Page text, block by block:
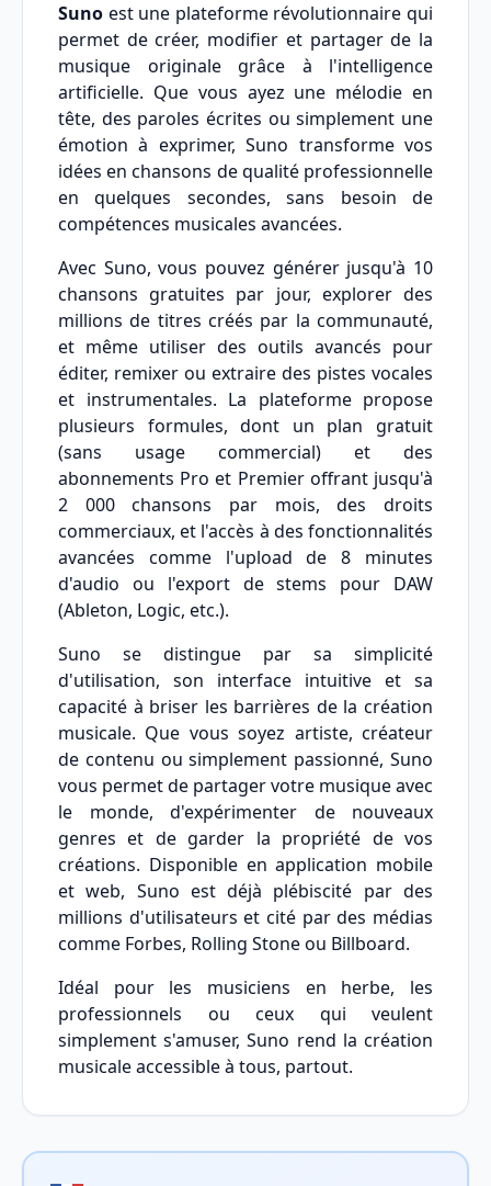
Suno est une plateforme révolutionnaire qui
permet de créer, modifier et partager de la
musique originale grâce à l'intelligence
artificielle. Que vous ayez une mélodie en
tête, des paroles écrites ou simplement une
émotion à exprimer, Suno transforme vos
idées en chansons de qualité professionnelle
en quelques secondes, sans besoin de
compétences musicales avancées.
Avec Suno, vous pouvez générer jusqu'à 10
chansons gratuites par jour, explorer des
millions de titres créés par la communauté,
et même utiliser des outils avancés pour
éditer, remixer ou extraire des pistes vocales
et instrumentales. La plateforme propose
plusieurs formules, dont un plan gratuit
(sans usage commercial) et des
abonnements Pro et Premier offrant jusqu'à
2 000 chansons par mois, des droits
commerciaux, et l'accès à des fonctionnalités
avancées comme l'upload de 8 minutes
d'audio ou l'export de stems pour DAW
(Ableton, Logic, etc.).
Suno se distingue par sa simplicité
d'utilisation, son interface intuitive et sa
capacité à briser les barrières de la création
musicale. Que vous soyez artiste, créateur
de contenu ou simplement passionné, Suno
vous permet de partager votre musique avec
le monde, d'expérimenter de nouveaux
genres et de garder la propriété de vos
créations. Disponible en application mobile
et web, Suno est déjà plébiscité par des
millions d'utilisateurs et cité par des médias
comme Forbes, Rolling Stone ou Billboard.
Idéal pour les musiciens en herbe, les
professionnels ou ceux qui veulent
simplement s'amuser, Suno rend la création
musicale accessible à tous, partout.